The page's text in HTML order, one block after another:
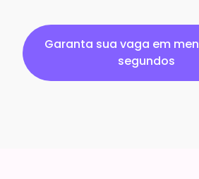
Garanta sua vaga em
segundos